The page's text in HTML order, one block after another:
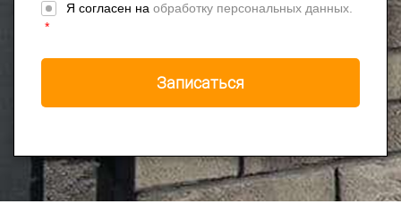
Я согласен на обработку персональных данных.
*